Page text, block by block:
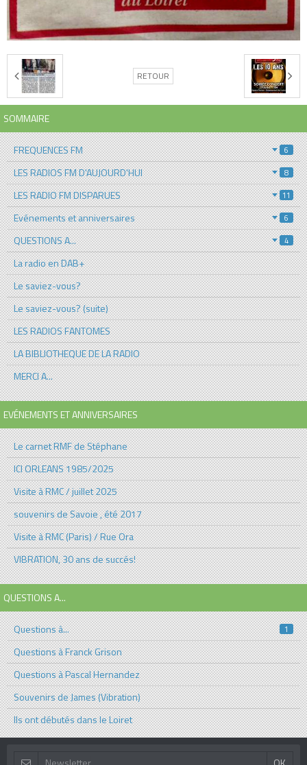
RETOUR
SOMMAIRE
FREQUENCES FM 6
LES RADIOS FM D'AUJOURD'HUI 8
LES RADIO FM DISPARUES 11
Evénements et anniversaires 6
QUESTIONS A... 4
La radio en DAB+
Le saviez-vous?
Le saviez-vous? (suite)
LES RADIOS FANTOMES
LA BIBLIOTHEQUE DE LA RADIO
MERCI A...
EVÉNEMENTS ET ANNIVERSAIRES
Le carnet RMF de Stéphane
ICI ORLEANS 1985/2025
Visite à RMC / juillet 2025
souvenirs de Savoie , été 2017
Visite à RMC (Paris) / Rue Ora
VIBRATION, 30 ans de succés!
QUESTIONS A...
Questions à... 1
Questions à Franck Grison
Questions à Pascal Hernandez
Souvenirs de James (Vibration)
Ils ont débutés dans le Loiret